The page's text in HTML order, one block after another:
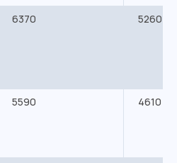
6370 5260
5590 4610